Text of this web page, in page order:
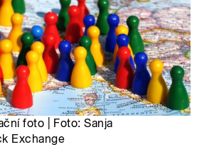
foto | Foto: Sanja
Exchange